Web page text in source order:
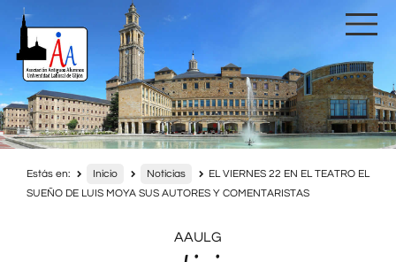
Estás en: Inicio Noticias
EL VIERNES 22 EN EL TEATRO EL
SUEÑO DE LUIS MOYA SUS AUTORES Y COMENTARISTAS
AAULG